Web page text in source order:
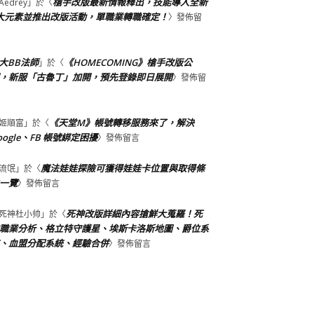
」於〈
元素並推出改版活動，單職業轉職確定！〉發佈留
BB法師」於〈 《HOMECOMING》槍手改版公
新服「古魯丁」加開，預先登錄即日展開〉發佈留
順富 」於〈 《天堂M》帳號轉移服務來了，解決
、FB 帳號綁定困擾〉發佈留言
氓」於〈魔法娃娃探險可獲得娃娃卡位置與取得條
覽〉發佈留言
神杜小帅 」於〈死神改版詳細內容搶鮮大蒐羅！死
業分析、格立特守護星、埃斯卡洛斯地圖、爵位系
血盟分配系統、經驗合併〉發佈留言